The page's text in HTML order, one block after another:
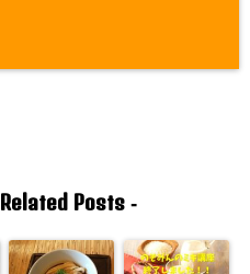
Related Posts-